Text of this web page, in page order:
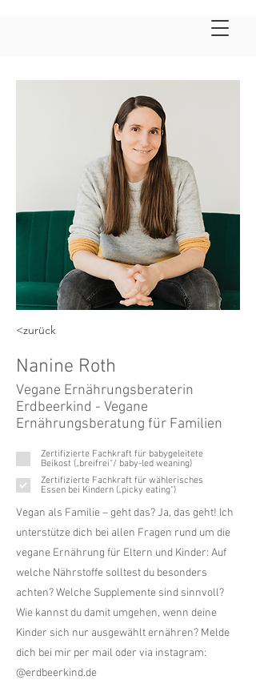
<zurück
Nanine Roth
Vegane Ernährungsberaterin
Erdbeerkind - Vegane
Ernährungsberatung für Familien
Zertifizierte Fachkraft für babygeleitete
Beikost („breifrei“/ baby-led weaning)
Zertifizierte Fachkraft für wählerisches
Essen bei Kindern („picky eating“)
Vegan als Familie – geht das? Ja, das geht! Ich
unterstütze dich bei allen Fragen rund um die
vegane Ernährung für Eltern und Kinder: Auf
welche Nährstoffe solltest du besonders
achten? Welche Supplemente sind sinnvoll?
Wie kannst du damit umgehen, wenn deine
Kinder sich nur ausgewählt ernähren? Melde
dich bei mir per mail oder via instagram:
@erdbeerkind.de